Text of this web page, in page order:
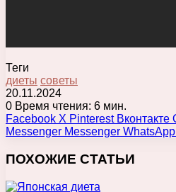
Теги
диеты советы
20.11.2024
0 Время чтения: 6 мин.
Facebook X Pinterest Вконтакте
Messenger Messenger WhatsApp
ПОХОЖИЕ СТАТЬИ